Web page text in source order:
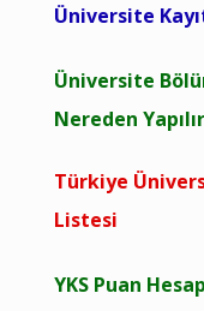
Üniversite
Üniversite
Nereden
Türkiye
Listesi
YKS Puan